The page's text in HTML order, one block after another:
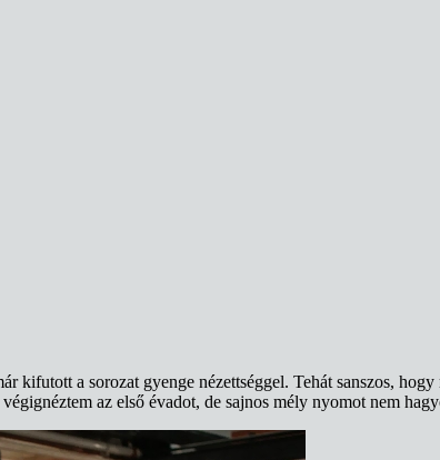
kifutott a sorozat gyenge nézettséggel. Tehát sanszos,
az első évadot, de sajnos mély nyomot nem